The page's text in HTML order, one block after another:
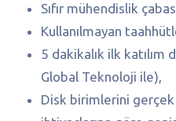
Sıfır mühendislik
Kullanılmayan
5 dakikalık ilk katılım
Global Teknoloji ile),
Disk birimlerini gerçek